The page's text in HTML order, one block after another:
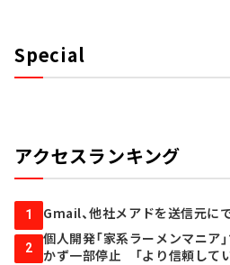
Special
アクセスランキング
1 Gmail、他社メアドを送信元に
2
個人開発「家系ラーメンマニ
かず一部停止 「より信頼して